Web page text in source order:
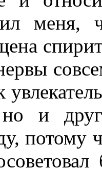
меня,
и
потому